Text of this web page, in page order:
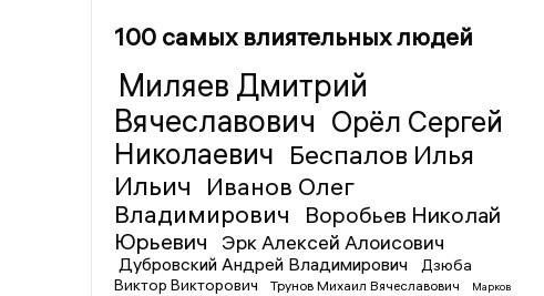
100 самых влиятельных людей
Миляев Дмитрий
Вячеславович Орёл Сергей
Николаевич Беспалов Илья
Ильич
Иванов Олег
Владимирович
Воробьев Николай
Юрьевич
Эрк Алексей Алоисович
Дубровский Андрей Владимирович
Дзюба
Виктор Викторович
Трунов Михаил Вячеславович
Марков